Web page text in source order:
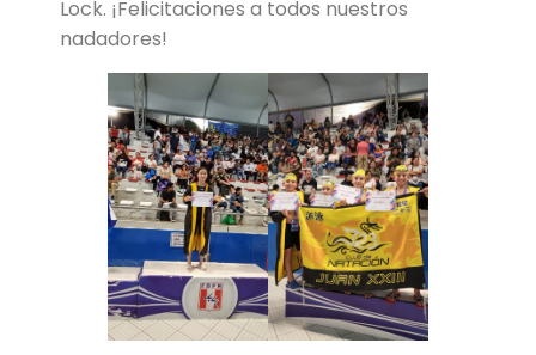
Lock. ¡Felicitaciones a todos nuestros
nadadores!